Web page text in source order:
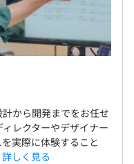
から開発までをお任せ
レクターやデザイナー
実際に体験すること
詳しく見る